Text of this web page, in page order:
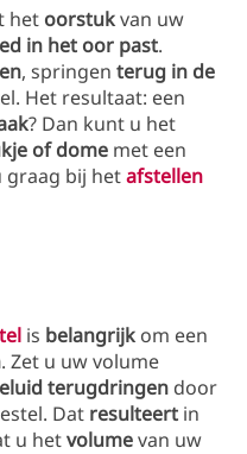
het oorstukvan uw
in het oor past.
, springen terug in de
Het resultaat: een
? Dan kunt u het
of dome met een
graag bij hetafstellen
is belangrijk om een
. Zet u uw volume
terugdringen door
Dat resulteert in
u hetvolumevan uw